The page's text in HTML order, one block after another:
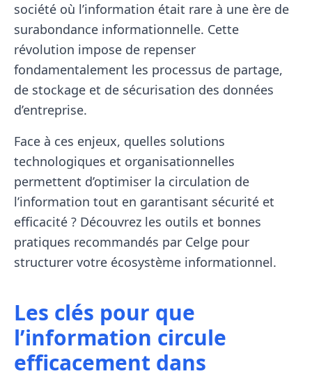
société où l’information était rare à une ère de
surabondance informationnelle. Cette
révolution impose de repenser
fondamentalement les processus de partage,
de stockage et de sécurisation des données
d’entreprise.
Face à ces enjeux, quelles solutions
technologiques et organisationnelles
permettent d’optimiser la circulation de
l’information tout en garantisant sécurité et
efficacité ? Découvrez les outils et bonnes
pratiques recommandés par Celge pour
structurer votre écosystème informationnel.
Les clés pour que
l’information circule
efficacement dans